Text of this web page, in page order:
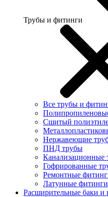
Трубы и фитинги
Все трубы и
Сшитый
Нержавеющие
ПНД трубы
Канализационные
Гофрированные
Ремонтные
Латунные фитинги
Расширительные баки и